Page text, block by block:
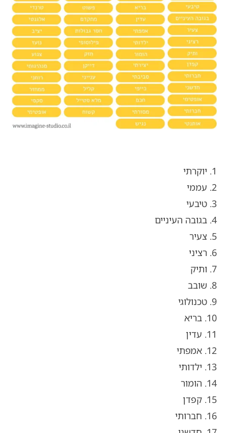
1. יוקרתי
2. עממי
3. טיבעי
4. בגובה העיניים
5. צעיר
6. רציני
7. ותיק
8. שובב
9. טכנולוגי
10. בריא
11. עדין
12. אמפתי
13. ילדותי
14. הומור
15. קפדן
16. חברותי